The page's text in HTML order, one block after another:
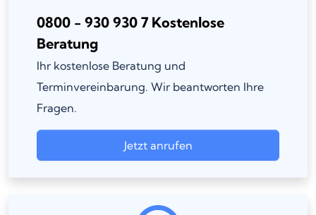
0800 - 930 930 7 Kostenlose
Beratung
Ihr kostenlose Beratung und
Terminvereinbarung. Wir beantworten Ihre
Fragen.
Jetzt anrufen